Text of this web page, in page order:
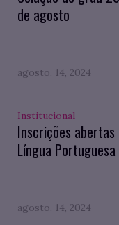
de agosto
agosto. 14, 2024
Institucional
Inscrições
Língua Portuguesa
agosto. 14, 2024